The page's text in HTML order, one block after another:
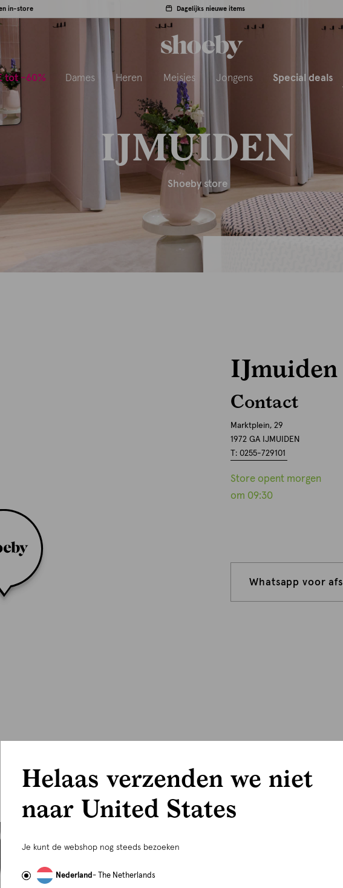
in-store Dagelijks nieuwe items
tot -60% Dames Heren Meisjes Jongens Special deals
IJMUIDEN
Shoeby store
IJmuiden
Contact
Marktplein, 29
1972 GA IJMUIDEN
T: 0255-729101
Store opent morgen
om 09:30
Whatsapp voor
Helaas verzenden we niet
naar United States
Je kunt de webshop nog steeds bezoeken
Nederland- The Netherlands